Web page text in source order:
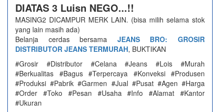
DIATAS 3 Luisn NEGO...!!
MASING2 DICAMPUR MERK LAIN. (bisa milih selama stok
yang lain masih ada)
Belanja cerdas bersama JEANS BRO: GROSIR
DISTRIBUTOR JEANS TERMURAH, BUKTIKAN
#Grosir #Distributor #Celana #Jeans #Lois #Murah
#Berkualitas #Bagus #Terpercaya #Konveksi #Produsen
#Produksi #Pabrik #Garmen #Jual #Pusat #Agen #Harga
#Order #Toko #Pesan #Usaha #Info #Alamat #Kantor
#Ukuran